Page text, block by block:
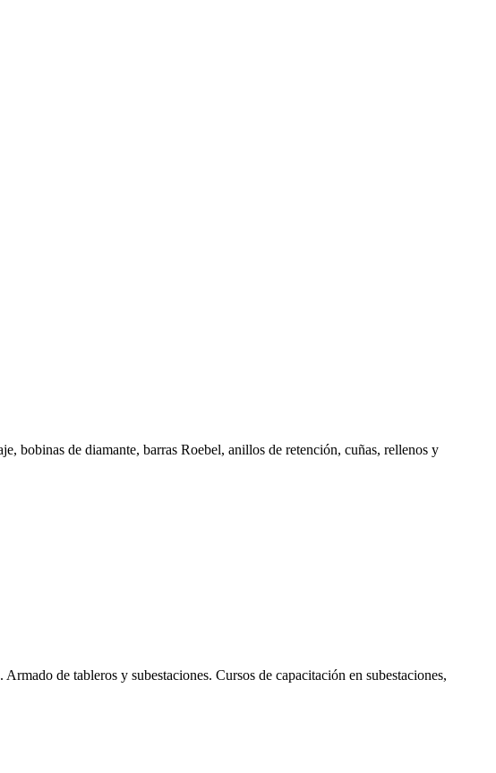
bobinas de diamante, barras Roebel, anillos de retención, cuñas, rellenos y
de tableros y subestaciones. Cursos de capacitación en subestaciones,